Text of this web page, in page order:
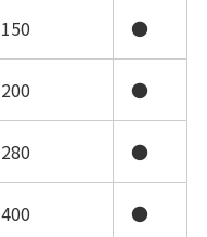
150 ●
200 ●
280 ●
400 ●